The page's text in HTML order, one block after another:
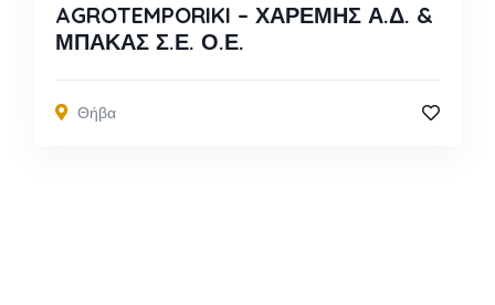
AGROTEMPORIKI – ΧΑΡΕΜΗΣ Α.Δ. &
ΜΠΑΚΑΣ Σ.Ε. Ο.Ε.
Θήβα